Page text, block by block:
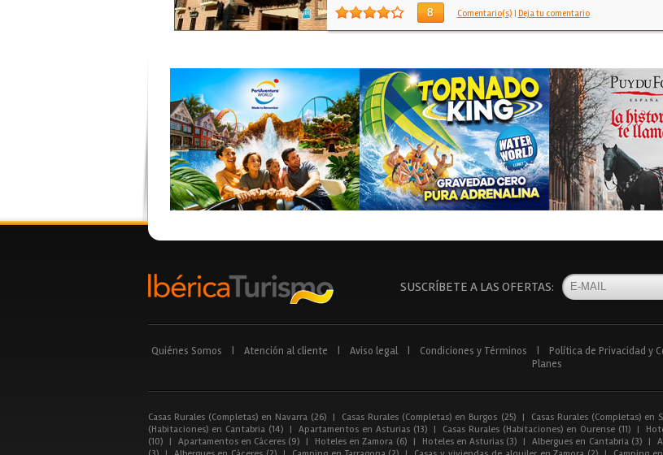
8 Comentario(s) | Deja tu comentario
SUSCRÍBETE A LAS OFERTAS:
Quiénes Somos Atención al cliente Aviso legal Condiciones y Términos Política de Privacidad y
Planes
Casas Rurales (Completas) en Navarra (26) | Casas Rurales (Completas) en Burgos (25) | Casas Rurales (Completas) en
(Habitaciones) en Cantabria (14)
| Apartamentos en Asturias (13) | Casas Rurales (Habitaciones) en Ourense (11) |
(10)
| Apartamentos en Cáceres (9) | Hoteles en Zamora (6) | Hoteles en Asturias (3) | Albergues en Cantabria (3) |